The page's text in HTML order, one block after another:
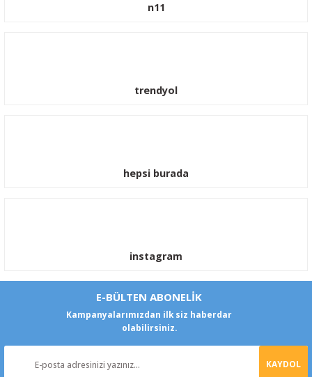
n11
trendyol
hepsi burada
instagram
E-BÜLTEN ABONELİK
Kampanyalarımızdan ilk siz haberdar
olabilirsiniz.
KAYDOL